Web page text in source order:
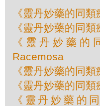
《靈丹妙藥的同
《靈丹妙藥的同
《靈丹妙藥的
Racemosa
《靈丹妙藥的同
《靈丹妙藥的同
《靈丹妙藥的